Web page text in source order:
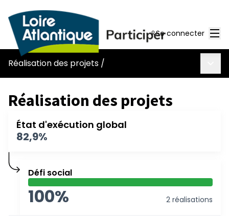
Se connecter
Réalisation des projets /
Réalisation des projets
État d'exécution global
82,9%
Défi social
100% 2 réalisations